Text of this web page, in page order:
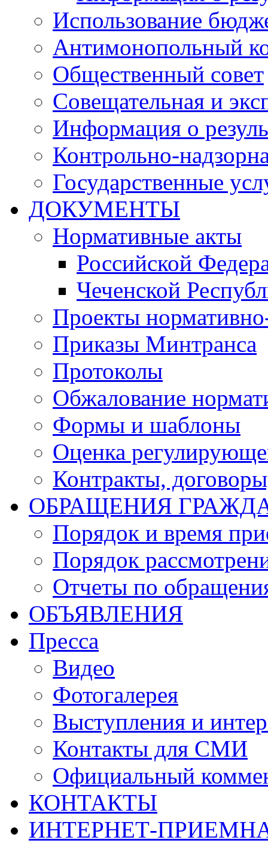
Использование
Антимонопольный
Общественный совет
Совещательная и
Информация о
Контрольно-
Государственные
ДОКУМЕНТЫ
Нормативные акты
Российской
Чеченской
Проекты
Приказы Минтранса
Протоколы
Обжалование
Формы и шаблоны
Оценка
Контракты,
ОБРАЩЕНИЯ
Порядок и время
Порядок
Отчеты по
ОБЪЯВЛЕНИЯ
Пресса
Видео
Фотогалерея
Выступления и
Контакты для СМИ
Официальный
КОНТАКТЫ
ИНТЕРНЕТ-